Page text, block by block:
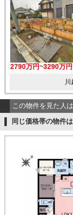
2790万円~3290万円
この物件を見た人
同じ価格帯の物件